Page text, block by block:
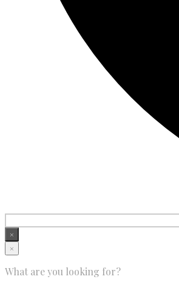
×
×
What are you looking for?